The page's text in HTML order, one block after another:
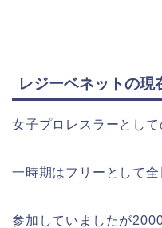
レジーベネットの現
女子プロレスラーとし
一時期はフリーとして
参加していましたが